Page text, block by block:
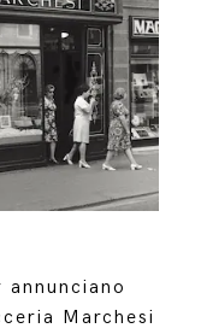
Marchesi